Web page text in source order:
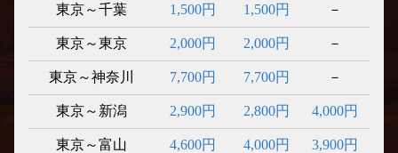
東京～千葉 1,500円 1,500円 －
東京～東京 2,000円 2,000円 －
東京～神奈川 7,700円 7,700円 －
東京～新潟 2,900円 2,800円 4,000円
東京～富山 4,600円 4,000円 3,900円